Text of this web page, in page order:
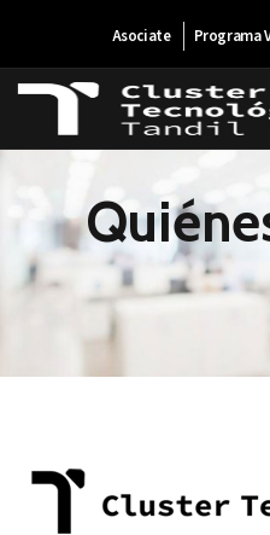
Asociate Programa